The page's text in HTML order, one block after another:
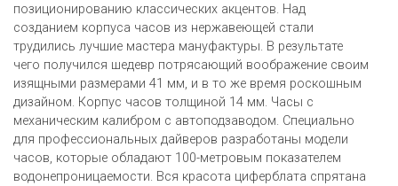
позиционированию классических акцентов. Над
созданием корпуса часов из нержавеющей стали
трудились лучшие мастера мануфактуры. В результате
чего получился шедевр потрясающий воображение своим
изящными размерами 41 мм, и в то же время роскошным
дизайном. Корпус часов толщиной 14 мм. Часы с
механическим калибром с автоподзаводом. Специально
для профессиональных дайверов разработаны модели
часов, которые обладают 100-метровым показателем
водонепроницаемости. Вся красота циферблата спрятана